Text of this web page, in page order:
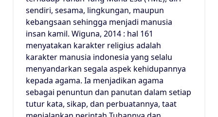
sendiri, sesama, lingkungan, maupun
kebangsaan sehingga menjadi manusia
insan kamil. Wiguna, 2014 : hal 161
menyatakan karakter religius adalah
karakter manusia indonesia yang selalu
menyandarkan segala aspek kehidupannya
kepada agama. Ia menjadikan agama
sebagai penuntun dan panutan dalam setiap
tutur kata, sikap, dan perbuatannya, taat